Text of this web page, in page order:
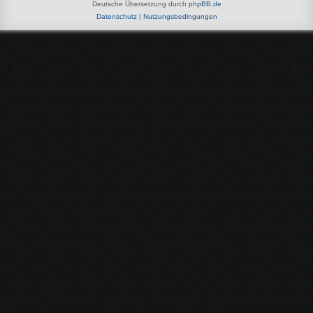
Deutsche Übersetzung durch phpBB.de
Datenschutz| Nutzungsbedingungen